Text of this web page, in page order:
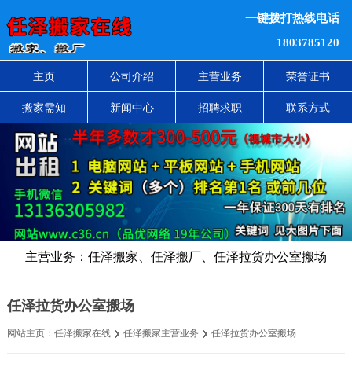
一键拨打热线电话
1803785120
主页 公司介绍 主营业务 荣誉证书
搬家需知 新闻中心 招聘求职 联系方式
主营业务：任泽搬家、任泽搬厂、任泽拉货办公室搬场
任泽拉货办公室搬场
网站主页： 任泽搬家在线 任泽搬家主营业务 任泽拉货办公室搬场